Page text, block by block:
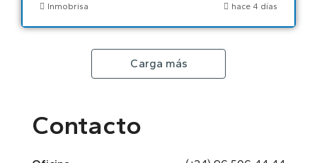
Inmobrisa hace 4 días
Carga más
Contacto